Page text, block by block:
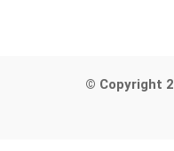
© Copyright